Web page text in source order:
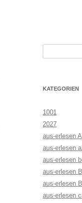
KATEGORIEN
1001
2027
aus-erlesen
aus-erlesen
aus-erlesen
aus-erlesen
aus-erlesen
aus-erlesen